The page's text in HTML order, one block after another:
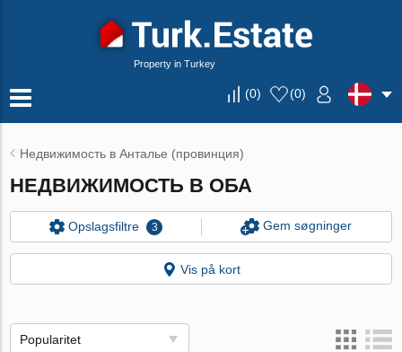
Property in Turkey
(0) (0)
Недвижимость в Анталье (провинция)
НЕДВИЖИМОСТЬ В ОБА
Opslagsfiltre 3 Gem søgninger
Vis på kort
Popularitet